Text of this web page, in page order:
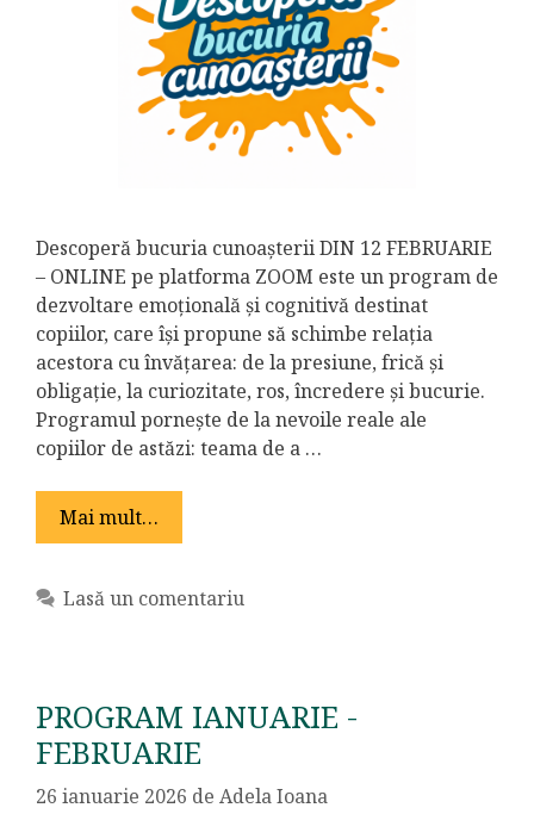
Descoperă bucuria cunoașterii DIN 12 FEBRUARIE
– ONLINE pe platforma ZOOM este un program de
dezvoltare emoțională și cognitivă destinat
copiilor, care își propune să schimbe relația
acestora cu învățarea: de la presiune, frică și
obligație, la curiozitate, ros, încredere și bucurie.
Programul pornește de la nevoile reale ale
copiilor de astăzi: teama de a …
Mai mult…
Lasă un comentariu
PROGRAM IANUARIE -
FEBRUARIE
26 ianuarie 2026 de Adela Ioana